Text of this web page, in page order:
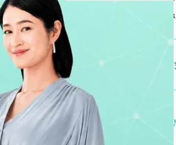
ファクタリング
ファクタリング業者の選
数料・審査・即日...